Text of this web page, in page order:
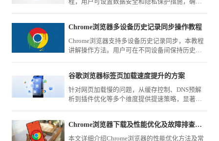
程，用户可设置数据安全和隐私保护措施，确保
Chrome浏览器多设备历史记录同步操作教程
Chrome浏览器支持多设备历史记录同步，本教程
讲解操作方法。用户可在不同设备间保持历史记
谷歌浏览器标签页加载速度提升的方案
针对网页加载慢的问题，从缓存控制、DNS预解
析到插件优化等多个维度提供提速策略，显著提
Chrome浏览器下载及性能优化及故障排查实用详细教程
本文详细介绍Chrome浏览器的性能优化方法及常